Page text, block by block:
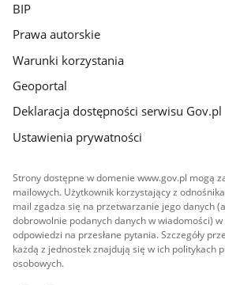
BIP
Prawa autorskie
Warunki korzystania
Geoportal
Deklaracja dostępności serwisu Gov.pl
Ustawienia prywatności
Strony dostępne w domenie www.gov.pl mogą
mailowych. Użytkownik korzystający z
mail zgadza się na przetwarzanie jego danych
dobrowolnie podanych danych w wiadomości) w
odpowiedzi na przesłane pytania. Szczegóły
każdą z jednostek znajdują się w ich politykach
osobowych.